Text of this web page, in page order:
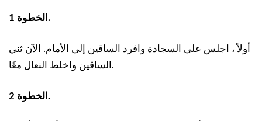
الخطوة 1.
أولاً ، اجلس على السجادة وافرد الساقين إلى الأمام. الآن ثني
الساقين واخلط النعال معًا.
الخطوة 2.